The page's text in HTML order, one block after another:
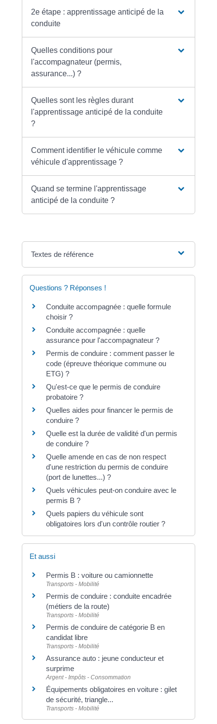
2e étape : apprentissage anticipé de la
conduite
Quelles conditions pour
l'accompagnateur (permis,
assurance...) ?
Quelles sont les règles durant
l'apprentissage anticipé de la conduite
?
Comment identifier le véhicule comme
véhicule d'apprentissage ?
Quand se termine l'apprentissage
anticipé de la conduite ?
Textes de référence
Questions ? Réponses !
Conduite accompagnée : quelle formule
choisir ?
Conduite accompagnée : quelle
assurance pour l'accompagnateur ?
Permis de conduire : comment passer le
code (épreuve théorique commune ou
ETG) ?
Qu'est-ce que le permis de conduire
probatoire ?
Quelles aides pour financer le permis de
conduire ?
Quelle est la durée de validité d'un permis
de conduire ?
Quelle amende en cas de non respect
d'une restriction du permis de conduire
(port de lunettes...) ?
Quels véhicules peut-on conduire avec le
permis B ?
Quels papiers du véhicule sont
obligatoires lors d'un contrôle routier ?
Et aussi
Permis B : voiture ou camionnette
Transports - Mobilité
Permis de conduire : conduite encadrée
(métiers de la route)
Transports - Mobilité
Permis de conduire de catégorie B en
candidat libre
Transports - Mobilité
Assurance auto : jeune conducteur et
surprime
Argent - Impôts - Consommation
Équipements obligatoires en voiture : gilet
de sécurité, triangle...
Transports - Mobilité